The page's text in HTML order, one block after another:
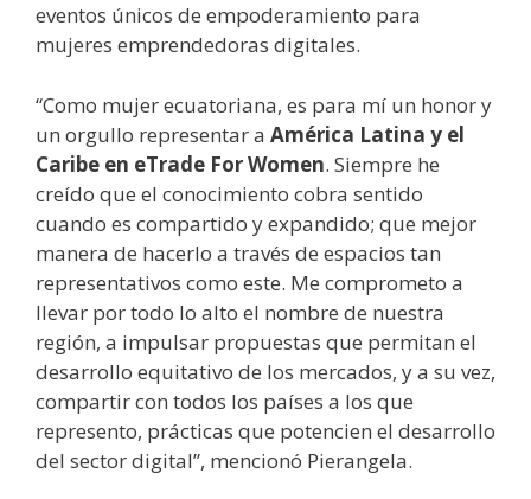
eventos únicos de empoderamiento para
mujeres emprendedoras digitales.
“Como mujer ecuatoriana, es para mí un honor y
un orgullo representar a América Latina y el
Caribe en eTrade For Women. Siempre he
creído que el conocimiento cobra sentido
cuando es compartido y expandido; que mejor
manera de hacerlo a través de espacios tan
representativos como este. Me comprometo a
llevar por todo lo alto el nombre de nuestra
región, a impulsar propuestas que permitan el
desarrollo equitativo de los mercados, y a su vez,
compartir con todos los países a los que
represento, prácticas que potencien el desarrollo
del sector digital”, mencionó Pierangela.